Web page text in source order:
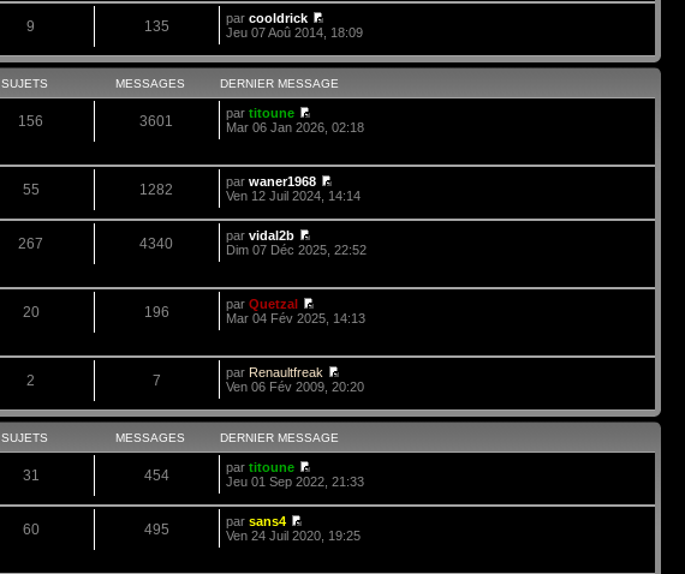
9 135 parcooldrick
Jeu 07 Aoû 2014, 18:09
SUJETS MESSAGES DERNIER MESSAGE
156 3601 partitoune
Mar 06 Jan 2026, 02:18
55 1282 parwaner1968
Ven 12 Juil 2024, 14:14
267 4340 parvidal2b
Dim 07 Déc 2025, 22:52
20 196 parQuetzal
Mar 04 Fév 2025, 14:13
2 7 parRenaultfreak
Ven 06 Fév 2009, 20:20
SUJETS MESSAGES DERNIER MESSAGE
31 454 partitoune
Jeu 01 Sep 2022, 21:33
60 495 parsans4
Ven 24 Juil 2020, 19:25